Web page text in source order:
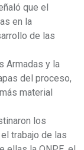
que el
en la
de las
Armadas y la
del proceso,
material
los
trabajo de las